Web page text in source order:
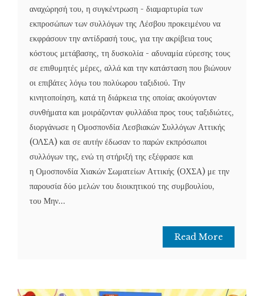
αναχώρησή του, η συγκέντρωση - διαμαρτυρία των
εκπροσώπων των συλλόγων της Λέσβου προκειμένου να
εκφράσουν την αντίδρασή τους, για την ακρίβεια τους
κόστους μετάβασης, τη δυσκολία - αδυναμία εύρεσης τους
σε επιθυμητές μέρες, αλλά και την κατάσταση που βιώνουν
οι επιβάτες λόγω του πολύωρου ταξιδιού. Την
κινητοποίηση, κατά τη διάρκεια της οποίας ακούγονταν
συνθήματα και μοιράζονταν φυλλάδια προς τους ταξιδιώτες,
διοργάνωσε η Ομοσπονδία Λεσβιακών Συλλόγων Αττικής
(ΟΛΣΑ) και σε αυτήν έδωσαν το παρών εκπρόσωποι
συλλόγων της, ενώ τη στήριξή της εξέφρασε και
η Ομοσπονδία Χιακών Σωματείων Αττικής (ΟΧΣΑ) με την
παρουσία δύο μελών του διοικητικού της συμβουλίου,
του Μην...
Read More